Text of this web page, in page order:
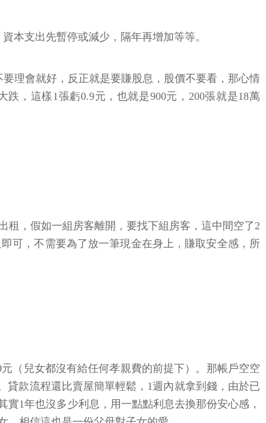
本支出先暫停或減少，隔年再增加等等。
理會就好，反正就是要賺股息，股價不要看，那心情
，這樣1張虧0.9元，也就是900元，200張就是18萬
租，假如一組房客離開，要找下組房客，這中間空了2
可，不需要為了放一筆現金在身上，賺取安全感，所
（兒女都沒有給任何孝親費的前提下）。那帳戶空空
貸款流程還比賣屋簡單輕鬆，1週內就拿到錢，由於已
1年也沒多少利息，用一點點利息去換那份安心感，